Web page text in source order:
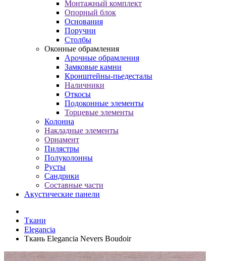
Монтажный комплект
Опорный блок
Основания
Поручни
Столбы
Оконные обрамления
Арочные обрамления
Замковые камни
Кронштейны-пьедесталы
Наличники
Откосы
Подоконные элементы
Торцевые элементы
Колонна
Накладные элементы
Орнамент
Пилястры
Полуколонны
Русты
Сандрики
Составные части
Акустические панели
Ткани
Elegancia
Ткань Elegancia Nevers Boudoir